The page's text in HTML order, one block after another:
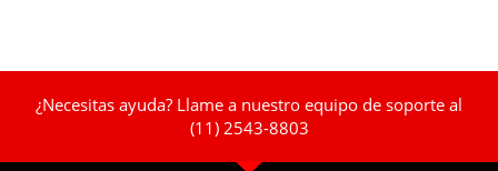
¿Necesitas ayuda? Llame a nuestro equipo de soporte al
(11) 2543-8803